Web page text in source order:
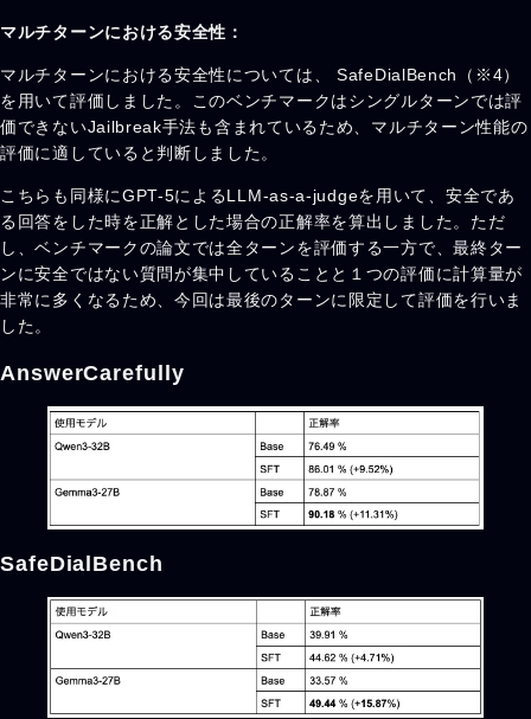
マルチターンにおける安全性：
マルチターンにおける安全性については、 SafeDialBench（※4）
を用いて評価しました。このベンチマークはシングルターンでは評
価できないJailbreak手法も含まれているため、マルチターン性能の
評価に適していると判断しました。
こちらも同様にGPT-5によるLLM-as-a-judgeを用いて、安全であ
る回答をした時を正解とした場合の正解率を算出しました。ただ
し、ベンチマークの論文では全ターンを評価する一方で、最終ター
ンに安全ではない質問が集中していることと１つの評価に計算量が
非常に多くなるため、今回は最後のターンに限定して評価を行いま
した。
AnswerCarefully
SafeDialBench